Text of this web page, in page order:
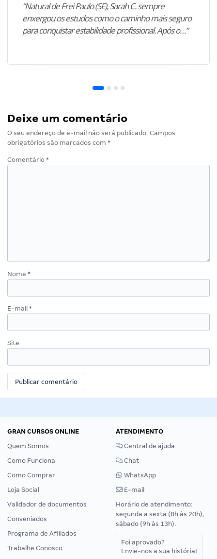
“Natural de Frei Paulo (SE), Sarah C. sempre
enxergou os estudos como o caminho mais seguro
para conquistar estabilidade profissional. Após o…”
Deixe um comentário
O seu endereço de e-mail não será publicado. Campos
obrigatórios são marcados com *
Comentário *
Nome *
E-mail *
Site
GRAN CURSOS ONLINE
Quem Somos
Como Funciona
Como Comprar
Loja Social
Validador de documentos
Conveniados
Programa de Afiliados
Trabalhe Conosco
ATENDIMENTO
Central de ajuda
Chat
WhatsApp
E-mail
Horário de atendimento:
segunda a sexta (8h às 20h),
sábado (9h às 13h).
Foi aprovado?
Envie-nos a sua história!